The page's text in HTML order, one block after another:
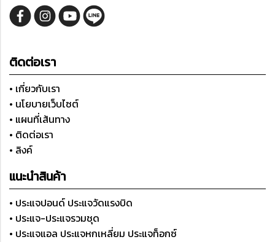
ติดต่อเรา
• เกี่ยวกับเรา
• นโยบายเว็บไซต์
• แผนที่เส้นทาง
• ติดต่อเรา
• ลิงค์
แนะนำสินค้า
• ประแจปอนด์ ประแจวัดแรงบิด
• ประแจ-ประแจรวมชุด
• ประแจแอล ประแจหกเหลี่ยม ประแจท็อกซ์